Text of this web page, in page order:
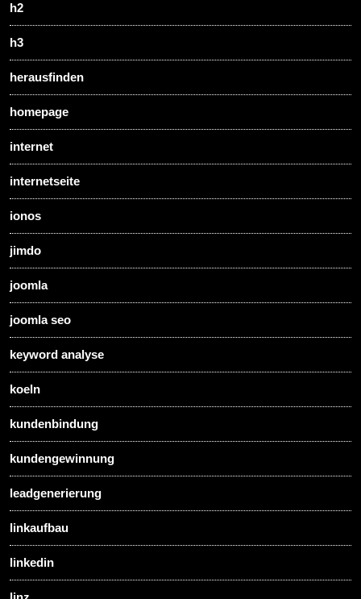
h2
h3
herausfinden
homepage
internet
internetseite
ionos
jimdo
joomla
joomla seo
keyword analyse
koeln
kundenbindung
kundengewinnung
leadgenerierung
linkaufbau
linkedin